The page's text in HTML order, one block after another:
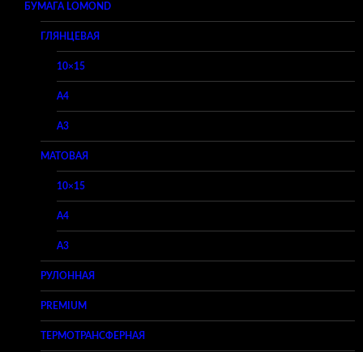
БУМАГА LOMOND
ГЛЯНЦЕВАЯ
10×15
A4
A3
МАТОВАЯ
10×15
A4
A3
РУЛОННАЯ
PREMIUM
ТЕРМОТРАНСФЕРНАЯ